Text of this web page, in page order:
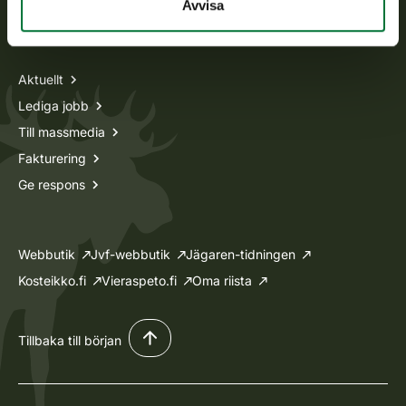
Avvisa
Information om oss
Aktuellt
Lediga jobb
Till massmedia
Fakturering
Ge respons
Webbutik Jvf-webbutik
Jägaren-tidningen
Kosteikko.fi
Vieraspeto.fi Oma riista
Tillbaka till början